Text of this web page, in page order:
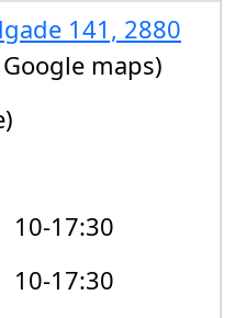
141, 2880
maps)
10-17:30
10-17:30